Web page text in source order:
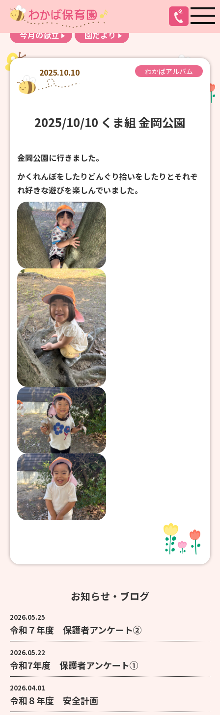
お知らせ
わかばアルバム
今月の献立
園だより
お知らせ・ブログ
2026.05.25
令和７年度 保護者アンケート②
2026.05.22
令和7年度 保護者アンケート①
2026.04.01
令和８年度 安全計画
2025.10.10 わかばアルバム
2025/10/10 くま組 金岡公園
金岡公園に行きました。
かくれんぼをしたりどんぐり拾いをしたりとそれぞ
れ好きな遊びを楽しんでいました。